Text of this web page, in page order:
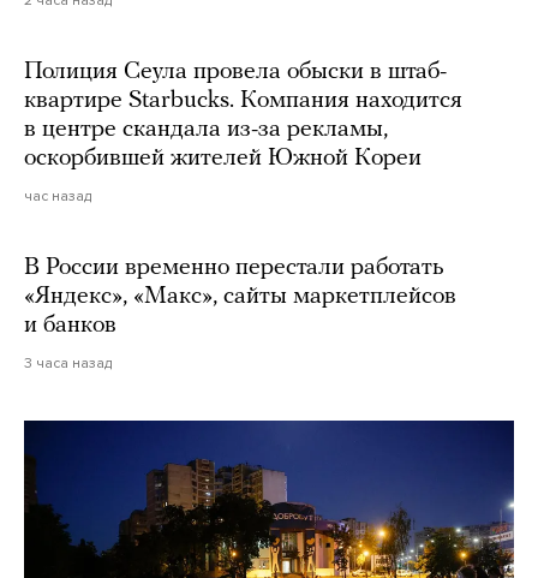
Полиция Сеула провела обыски в штаб-
квартире Starbucks. Компания находится
в центре скандала из-за рекламы,
оскорбившей жителей Южной Кореи
час назад
В России временно перестали работать
«Яндекс», «Макс», сайты маркетплейсов
и банков
3 часа назад